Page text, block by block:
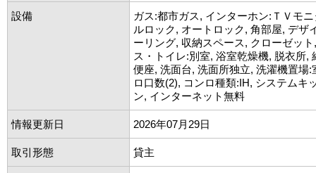
設備
ガス:都市ガス, インターホン:ＴＶモ
ルロック, オートロック, 角部屋, デザ
ーリング, 収納スペース, クローゼッ
ス・トイレ:別室, 浴室乾燥機, 脱衣所,
便座, 洗面台, 洗面所独立, 洗濯機置場:
ロ口数(2), コンロ種類:IH, システムキ
ン, インターネット無料
情報更新日 2026年07月29日
取引形態 貸主